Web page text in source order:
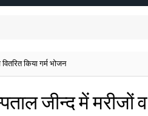
किया गर्म भोजन
जीन्द में मरीजों व